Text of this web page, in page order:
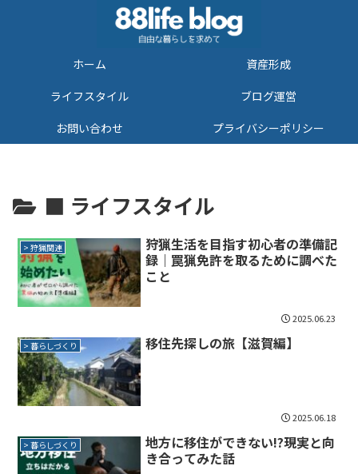
ホーム
資産形成
ライフスタイル
ブログ運営
お問い合わせ
プライバシーポリシー
■ ライフスタイル
> 狩猟関連
狩猟生活を目指す初心者の準備記
録｜罠猟免許を取るために調べた
こと
2025.06.23
> 暮らしづくり 移住先探しの旅【滋賀編】
2025.06.18
> 暮らしづくり
地方に移住ができない!?現実と向
き合ってみた話